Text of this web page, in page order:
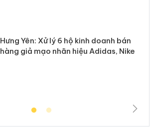
Hưng Yên: Xử lý 6 hộ kinh doanh bán
hàng giả mạo nhãn hiệu Adidas, Nike